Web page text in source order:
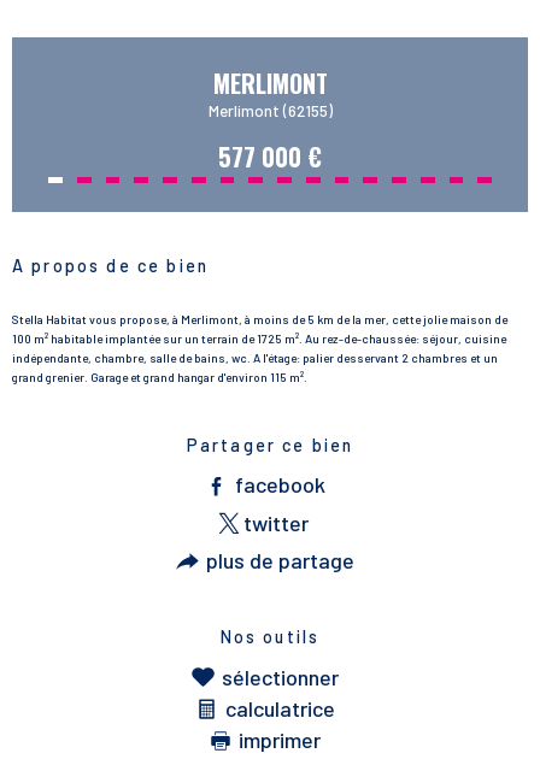
MERLIMONT
Merlimont (62155)
577 000 €
A propos de ce bien
Stella Habitat vous propose, à Merlimont, à moins de 5 km de la mer, cette jolie maison de
100 m² habitable implantée sur un terrain de 1725 m². Au rez-de-chaussée: séjour, cuisine
indépendante, chambre, salle de bains, wc. A l'étage: palier desservant 2 chambres et un
grand grenier. Garage et grand hangar d'environ 115 m².
Partager ce bien
facebook
twitter
plus de partage
Nos outils
sélectionner
calculatrice
imprimer